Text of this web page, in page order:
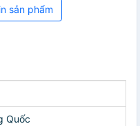
sản phẩm
Quốc